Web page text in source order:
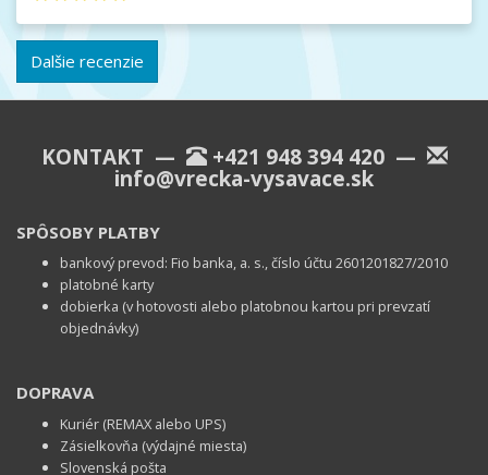
Dalšie recenzie
KONTAKT — +421 948 394 420—
info@vrecka-vysavace.sk
SPÔSOBY PLATBY
bankový prevod: Fio banka, a. s., číslo účtu 2601201827/2010
platobné karty
dobierka (v hotovosti alebo platobnou kartou pri prevzatí
objednávky)
DOPRAVA
Kuriér (REMAX alebo UPS)
Zásielkovňa (výdajné miesta)
Slovenská pošta